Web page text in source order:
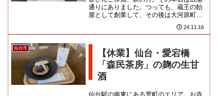
通りにありました。つっても、蔵王の飴
屋として創業して、その後は大河原町を
本拠としていたらしいので、仙台の老舗
菓子店というよりは、昭和の銘... 24.11.16
仙台市
【休業】仙台・愛宕橋
「森民茶房」の麹の生甘
酒
仙台駅の南東にある荒町のエリア。お寺